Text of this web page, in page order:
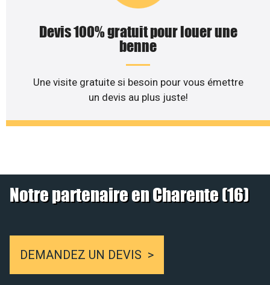
Devis 100% gratuit pour louer une
benne
Une visite gratuite si besoin pour vous émettre
un devis au plus juste!
Notre partenaire en Charente (16)
DEMANDEZ UN DEVIS